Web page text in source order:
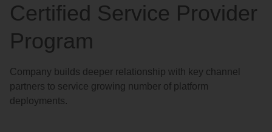
Certified Service Provider
Program
Company builds deeper relationship with key channel
partners to service growing number of platform
deployments.